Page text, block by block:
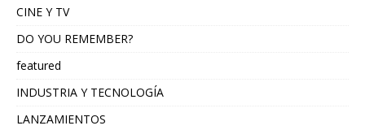
CINE Y TV
DO YOU REMEMBER?
featured
INDUSTRIA Y TECNOLOGÍA
LANZAMIENTOS